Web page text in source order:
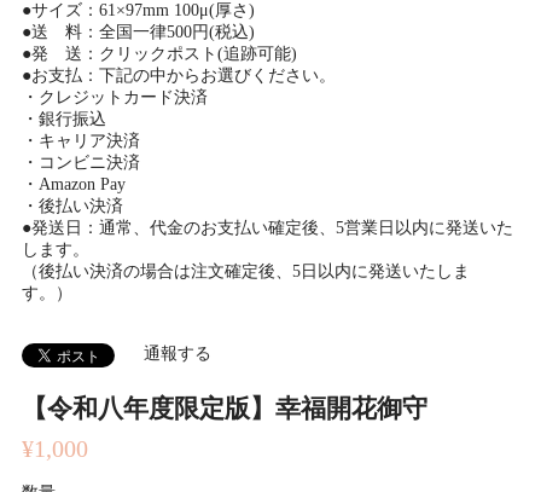
【令和八年度限定版】幸福開花御守
¥1,000
●サイズ：61×97mm 100μ(厚さ)
●送 料：全国一律500円(税込)
●発 送：クリックポスト(追跡可能)
●お支払：下記の中からお選びください。
・クレジットカード決済
・銀行振込
・キャリア決済
・コンビニ決済
・Amazon Pay
・後払い決済
●発送日：通常、代金のお支払い確定後、5営業日以内に発送いた
します。
（後払い決済の場合は注文確定後、5日以内に発送いたしま
す。）
通報する